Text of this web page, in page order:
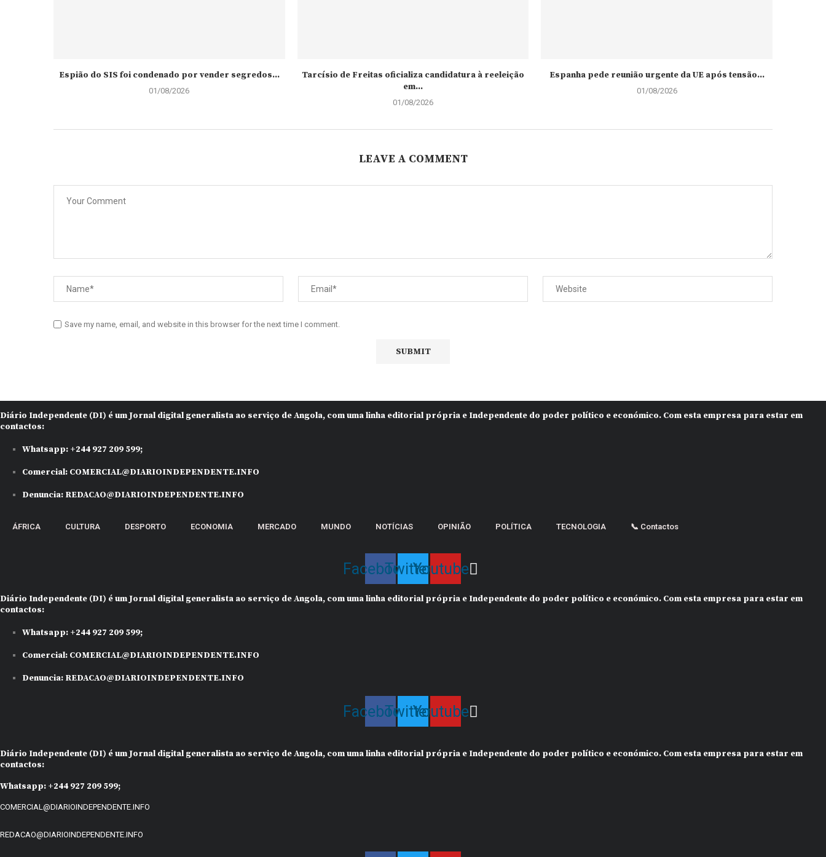
Espião do SIS foi condenado por vender segredos...
01/08/2026
Tarcísio de Freitas oficializa candidatura à reeleição
em...
01/08/2026
Espanha pede reunião urgente da UE após tensão...
01/08/2026
LEAVE A COMMENT
Save my name, email, and website in this browser for the next time I comment.
Diário Independente (DI) é um Jornal digital generalista ao serviço de Angola, com uma linha editorial própria e Independente do poder político e económico. Com esta empresa para estar em
contactos:
Whatsapp: +244 927 209 599;
Comercial: COMERCIAL@DIARIOINDEPENDENTE.INFO
Denuncia: REDACAO@DIARIOINDEPENDENTE.INFO
ÁFRICA CULTURA DESPORTO ECONOMIA MERCADO MUNDO NOTÍCIAS OPINIÃO POLÍTICA TECNOLOGIA 📞 Contactos
FacebookTwitterYoutube
Diário Independente (DI) é um Jornal digital generalista ao serviço de Angola, com uma linha editorial própria e Independente do poder político e económico. Com esta empresa para estar em
contactos:
Whatsapp: +244 927 209 599;
Comercial: COMERCIAL@DIARIOINDEPENDENTE.INFO
Denuncia: REDACAO@DIARIOINDEPENDENTE.INFO
FacebookTwitterYoutube
Diário Independente (DI) é um Jornal digital generalista ao serviço de Angola, com uma linha editorial própria e Independente do poder político e económico. Com esta empresa para estar em
contactos:
Whatsapp: +244 927 209 599;
COMERCIAL@DIARIOINDEPENDENTE.INFO
REDACAO@DIARIOINDEPENDENTE.INFO